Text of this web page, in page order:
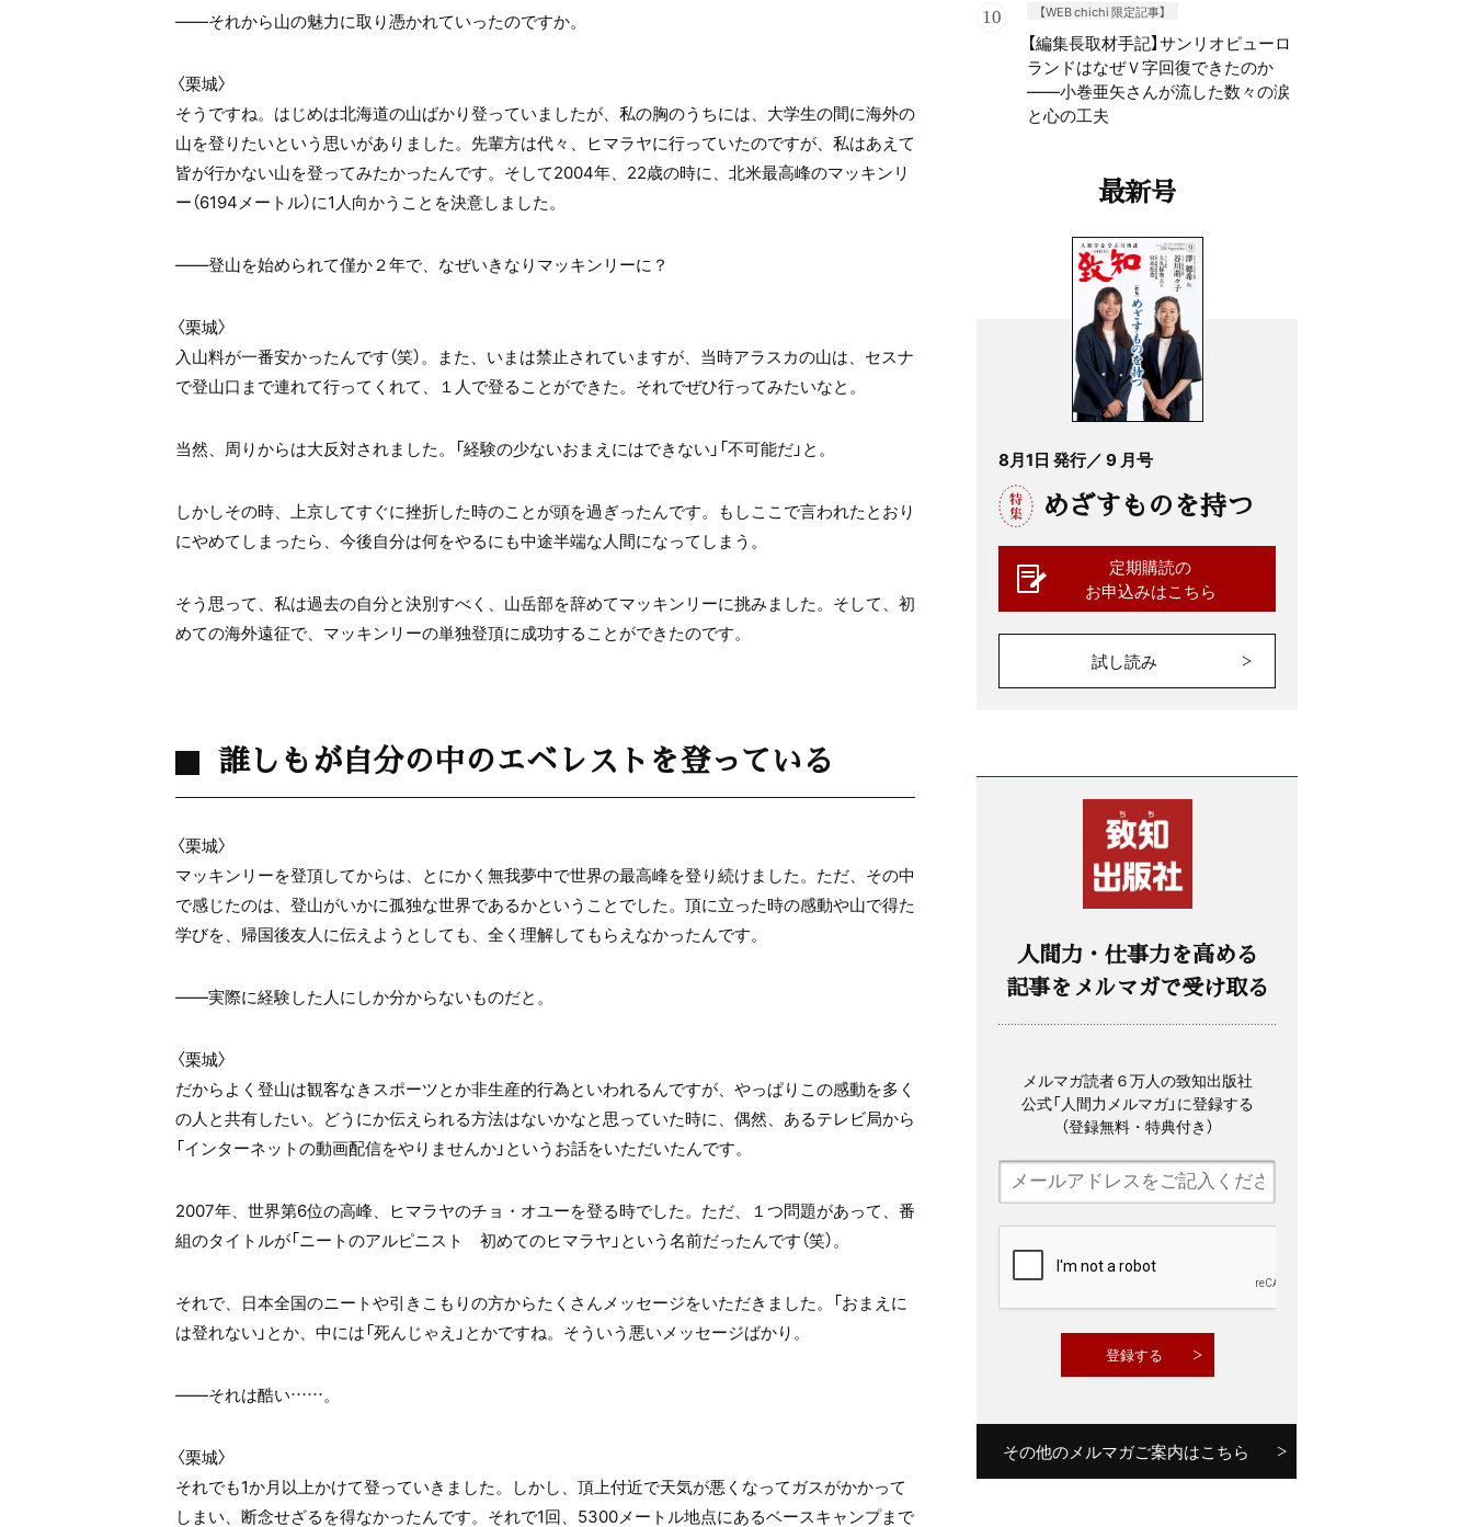
――それから山の魅力に取り憑かれていったのですか。
〈栗城〉
そうですね。はじめは北海道の山ばかり登っていましたが、私の胸のうちには、大学生の間に海外の
山を登りたいという思いがありました。先輩方は代々、ヒマラヤに行っていたのですが、私はあえて
皆が行かない山を登ってみたかったんです。そして2004年、22歳の時に、北米最高峰のマッキンリ
ー（6194メートル）に1人向かうことを決意しました。
――登山を始められて僅か２年で、なぜいきなりマッキンリーに？
〈栗城〉
入山料が一番安かったんです（笑）。また、いまは禁止されていますが、当時アラスカの山は、セスナ
で登山口まで連れて行ってくれて、１人で登ることができた。それでぜひ行ってみたいなと。
当然、周りからは大反対されました。「経験の少ないおまえにはできない」「不可能だ」と。
しかしその時、上京してすぐに挫折した時のことが頭を過ぎったんです。もしここで言われたとおり
にやめてしまったら、今後自分は何をやるにも中途半端な人間になってしまう。
そう思って、私は過去の自分と決別すべく、山岳部を辞めてマッキンリーに挑みました。そして、初
めての海外遠征で、マッキンリーの単独登頂に成功することができたのです。
誰しもが自分の中のエベレストを登っている
〈栗城〉
マッキンリーを登頂してからは、とにかく無我夢中で世界の最高峰を登り続けました。ただ、その中
で感じたのは、登山がいかに孤独な世界であるかということでした。頂に立った時の感動や山で得た
学びを、帰国後友人に伝えようとしても、全く理解してもらえなかったんです。
――実際に経験した人にしか分からないものだと。
〈栗城〉
だからよく登山は観客なきスポーツとか非生産的行為といわれるんですが、やっぱりこの感動を多く
の人と共有したい。どうにか伝えられる方法はないかなと思っていた時に、偶然、あるテレビ局から
「インターネットの動画配信をやりませんか」というお話をいただいたんです。
2007年、世界第6位の高峰、ヒマラヤのチョ・オユーを登る時でした。ただ、１つ問題があって、番
組のタイトルが「ニートのアルピニスト 初めてのヒマラヤ」という名前だったんです（笑）。
それで、日本全国のニートや引きこもりの方からたくさんメッセージをいただきました。「おまえに
は登れない」とか、中には「死んじゃえ」とかですね。そういう悪いメッセージばかり。
――それは酷い……。
〈栗城〉
それでも1か月以上かけて登っていきました。しかし、頂上付近で天気が悪くなってガスがかかって
しまい、断念せざるを得なかったんです。それで1回、5300メートル地点にあるベースキャンプまで
【WEB chichi 限定記事】
【編集長取材手記】サンリオピューロ
ランドはなぜＶ字回復できたのか
——小巻亜矢さんが流した数々の涙
と心の工夫
最新号
8月1日 発行／ 9 月号
めざすものを持つ
定期購読の
お申込みはこちら
試し読み
人間力・仕事力を高める
記事をメルマガで受け取る
メルマガ読者６万人の致知出版社
公式「人間力メルマガ」に登録する
（登録無料・特典付き）
その他のメルマガご案内はこちら